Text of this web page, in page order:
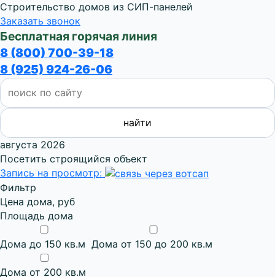
Строительство домов из СИП-панелей
Заказать звонок
Бесплатная горячая линия
8 (800) 700-39-18
8 (925) 924-26-06
августа 2026
Посетить строящийся объект
Запись на просмотр:
Фильтр
Цена дома, руб
Площадь дома
Дома до 150 кв.м Дома от 150 до 200 кв.м
Дома от 200 кв.м